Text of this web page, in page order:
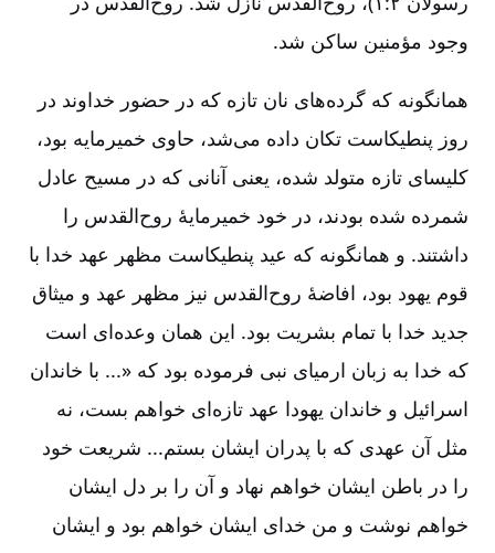
وجود مؤمنین ساکن شد.
همانگونه که گرده‌های نان تازه که در حضور خداوند در
روز پنطیکاست تکان داده می‌شد، حاوی خمیرمایه بود،
کلیسای تازه متولد شده، یعنی آنانی که در مسیح عادل
شمرده شده بودند، در خود خمیرمایۀ روح‌القدس را
داشتند. و همانگونه که عید پنطیکاست مظهر عهد خدا با
قوم یهود بود، افاضۀ روح‌القدس نیز مظهر عهد و میثاق
جدید خدا با تمام بشریت بود. این همان وعده‌ای است
که خدا به زبان ارمیای نبی فرموده بود که «... با خاندان
اسرائیل و خاندان یهودا عهد تازه‌ای خواهم بست، نه
مثل آن عهدی که با پدران ایشان بستم... شریعت خود
را در باطن ایشان خواهم نهاد و آن را بر دل ایشان
خواهم نوشت و من خدای ایشان خواهم بود و ایشان